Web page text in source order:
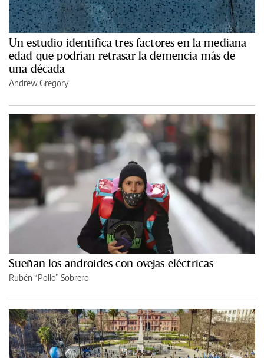
Un estudio identifica tres factores en la mediana
edad que podrían retrasar la demencia más de
una década
Andrew Gregory
Sueñan los androides con ovejas eléctricas
Rubén “Pollo” Sobrero